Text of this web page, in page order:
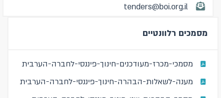
tenders@boi.org.il
מסמכים רלוונטיים
מסמכי-מכרז-מעודכנים-חינוך-פיננסי-לחברה-הערבית
מענה-לשאלות-הבהרה-חינוך-פיננסי-לחברה-הערבית